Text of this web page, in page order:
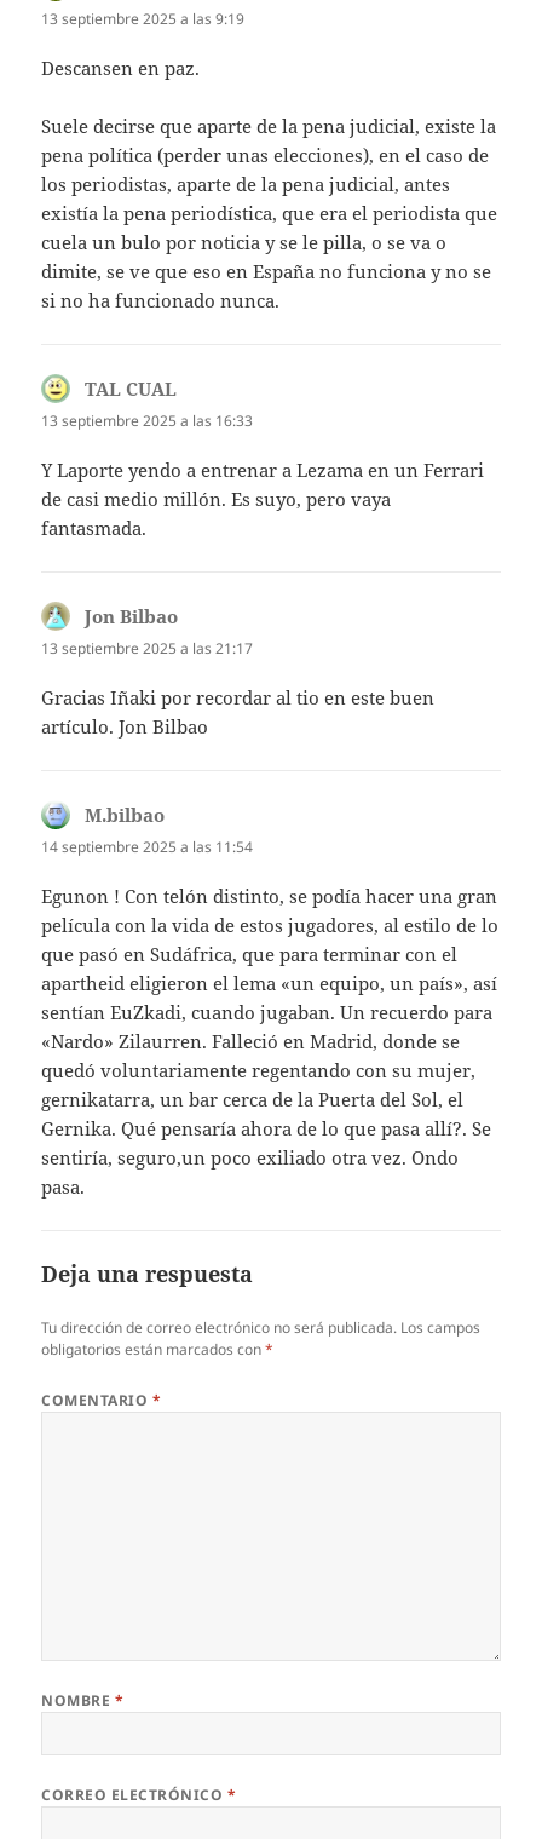
13 septiembre 2025 a las 9:19
Descansen en paz.
Suele decirse que aparte de la pena judicial, existe la
pena política (perder unas elecciones), en el caso de
los periodistas, aparte de la pena judicial, antes
existía la pena periodística, que era el periodista que
cuela un bulo por noticia y se le pilla, o se va o
dimite, se ve que eso en España no funciona y no se
si no ha funcionado nunca.
TAL CUAL
13 septiembre 2025 a las 16:33
Y Laporte yendo a entrenar a Lezama en un Ferrari
de casi medio millón. Es suyo, pero vaya
fantasmada.
Jon Bilbao
13 septiembre 2025 a las 21:17
Gracias Iñaki por recordar al tio en este buen
artículo. Jon Bilbao
M.bilbao
14 septiembre 2025 a las 11:54
Egunon ! Con telón distinto, se podía hacer una gran
película con la vida de estos jugadores, al estilo de lo
que pasó en Sudáfrica, que para terminar con el
apartheid eligieron el lema «un equipo, un país», así
sentían EuZkadi, cuando jugaban. Un recuerdo para
«Nardo» Zilaurren. Falleció en Madrid, donde se
quedó voluntariamente regentando con su mujer,
gernikatarra, un bar cerca de la Puerta del Sol, el
Gernika. Qué pensaría ahora de lo que pasa allí?. Se
sentiría, seguro,un poco exiliado otra vez. Ondo
pasa.
Deja una respuesta
Tu dirección de correo electrónico no será publicada. Los campos
obligatorios están marcados con*
COMENTARIO *
NOMBRE *
CORREO ELECTRÓNICO *